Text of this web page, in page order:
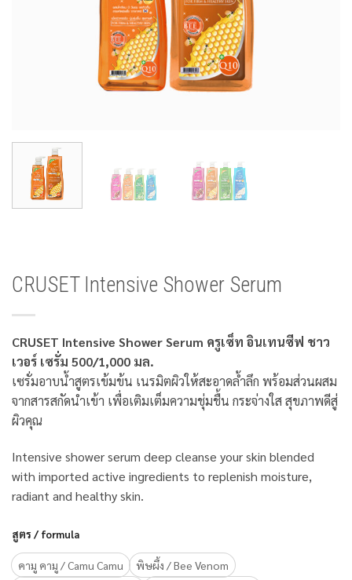
CRUSET Intensive Shower Serum
CRUSET Intensive Shower Serum ครูเซ็ท อินเทนซีฟ ชาว
เวอร์ เซรั่ม 500/1,000 มล.
เซรั่มอาบน้ำสูตรเข้มข้น เนรมิตผิวให้สะอาดล้ำลึก พร้อมส่วนผสม
จากสารสกัดนำเข้า เพื่อเติมเต็มความชุ่มชื้น กระจ่างใส สุขภาพดีสู่
ผิวคุณ
Intensive shower serum deep cleanse your skin blended
with imported active ingredients to replenish moisture,
radiant and healthy skin.
สูตร / formula
คามู คามู / Camu Camu
พิษผึ้ง / Bee Venom